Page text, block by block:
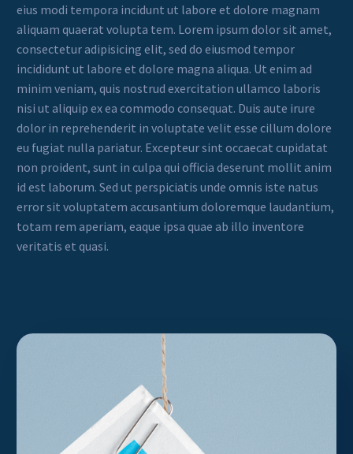
eius modi tempora incidunt ut labore et dolore magnam
aliquam quaerat volupta tem. Lorem ipsum dolor sit amet,
consectetur adipisicing elit, sed do eiusmod tempor
incididunt ut labore et dolore magna aliqua. Ut enim ad
minim veniam, quis nostrud exercitation ullamco laboris
nisi ut aliquip ex ea commodo consequat. Duis aute irure
dolor in reprehenderit in voluptate velit esse cillum dolore
eu fugiat nulla pariatur. Excepteur sint occaecat cupidatat
non proident, sunt in culpa qui officia deserunt mollit anim
id est laborum. Sed ut perspiciatis unde omnis iste natus
error sit voluptatem accusantium doloremque laudantium,
totam rem aperiam, eaque ipsa quae ab illo inventore
veritatis et quasi.